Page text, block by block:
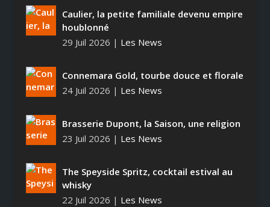
Caulier, la petite familiale devenu empire
houblonné
29 Juil 2026 | Les News
Connemara Gold, tourbe douce et florale
24 Juil 2026 | Les News
Brasserie Dupont, la Saison, une religion
23 Juil 2026 | Les News
The Speyside Spritz, cocktail estival au
whisky
22 Juil 2026 | Les News